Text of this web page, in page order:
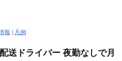
報 凡例
送ドライバー 夜勤なしで月